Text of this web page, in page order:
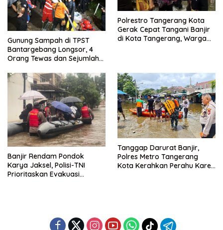
Gunung Sampah di TPST
Bantargebang Longsor, 4
Orang Tewas dan Sejumlah
Polrestro Tangerang Kota
Gerak Cepat Tangani Banjir
di Kota Tangerang, Warga
Banjir Rendam Pondok
Karya Jaksel, Polisi-TNI
Prioritaskan Evakuasi
Tanggap Darurat Banjir,
Polres Metro Tangerang
Kota Kerahkan Perahu Karet